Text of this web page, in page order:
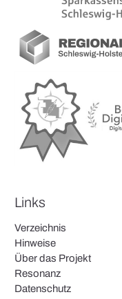
Links
Verzeichnis
Hinweise
Über das Projekt
Resonanz
Datenschutz